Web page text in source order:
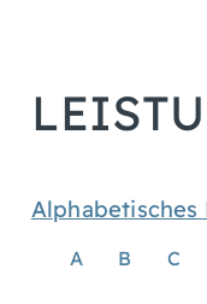
A B C